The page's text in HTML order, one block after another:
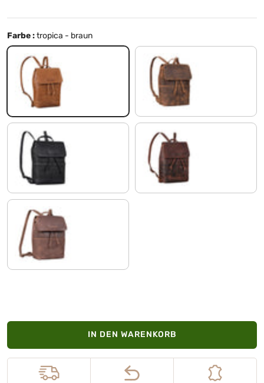
Farbe :tropica - braun
tropica - braun avani - braun
schwarz ambra - coganc
sapelli - braun
IN DEN WARENKORB